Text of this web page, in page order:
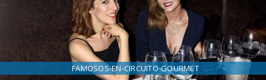
FAMOSOS-EN-CIRCUITO-GOURMET